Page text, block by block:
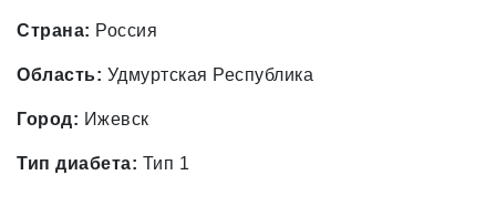
Страна: Россия
Область: Удмуртская Республика
Город: Ижевск
Тип диабета: Тип 1